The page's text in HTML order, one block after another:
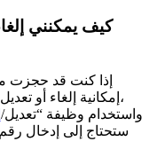
كيف يمكنني
إذا كنت قد حجزت
إمكانية إلغاء أو
rendezvousprefecture.com، واستخدام وظيفة “تعديل/
ستحتاج إلى إدخال رقم